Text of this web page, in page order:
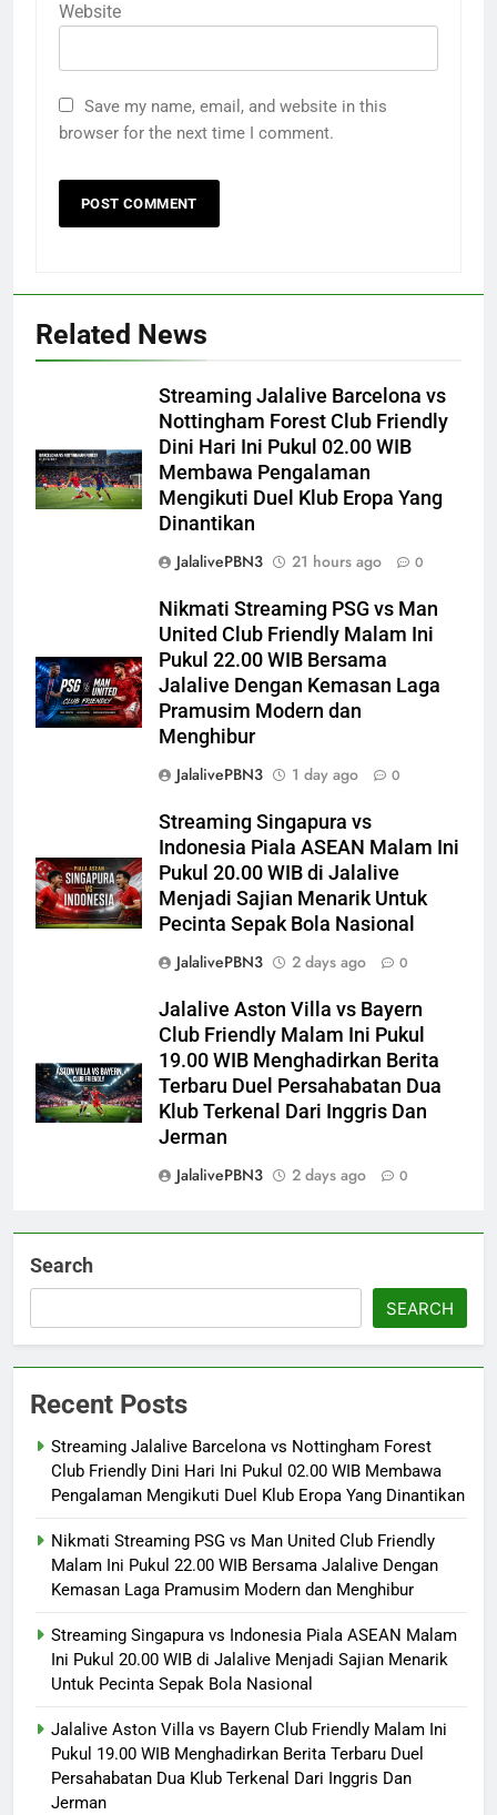
Website
Save my name, email, and website in this
browser for the next time I comment.
Related News
Streaming Jalalive Barcelona vs
Nottingham Forest Club Friendly
Dini Hari Ini Pukul 02.00 WIB
Membawa Pengalaman
Mengikuti Duel Klub Eropa Yang
Dinantikan
JalalivePBN3
21 hours ago 0
Nikmati Streaming PSG vs Man
United Club Friendly Malam Ini
Pukul 22.00 WIB Bersama
Jalalive Dengan Kemasan Laga
Pramusim Modern dan
Menghibur
JalalivePBN3
1 day ago 0
Streaming Singapura vs
Indonesia Piala ASEAN Malam Ini
Pukul 20.00 WIB di Jalalive
Menjadi Sajian Menarik Untuk
Pecinta Sepak Bola Nasional
JalalivePBN3
2 days ago 0
Jalalive Aston Villa vs Bayern
Club Friendly Malam Ini Pukul
19.00 WIB Menghadirkan Berita
Terbaru Duel Persahabatan Dua
Klub Terkenal Dari Inggris Dan
Jerman
JalalivePBN3
2 days ago 0
Search
SEARCH
Recent Posts
Streaming Jalalive Barcelona vs Nottingham Forest
Club Friendly Dini Hari Ini Pukul 02.00 WIB Membawa
Pengalaman Mengikuti Duel Klub Eropa Yang Dinantikan
Nikmati Streaming PSG vs Man United Club Friendly
Malam Ini Pukul 22.00 WIB Bersama Jalalive Dengan
Kemasan Laga Pramusim Modern dan Menghibur
Streaming Singapura vs Indonesia Piala ASEAN Malam
Ini Pukul 20.00 WIB di Jalalive Menjadi Sajian Menarik
Untuk Pecinta Sepak Bola Nasional
Jalalive Aston Villa vs Bayern Club Friendly Malam Ini
Pukul 19.00 WIB Menghadirkan Berita Terbaru Duel
Persahabatan Dua Klub Terkenal Dari Inggris Dan
Jerman